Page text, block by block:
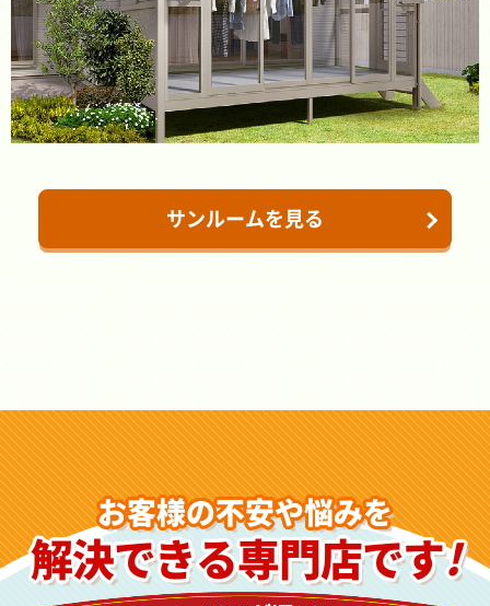
サンルームを見る
お客様の不安や悩みを
解決できる専門店です!